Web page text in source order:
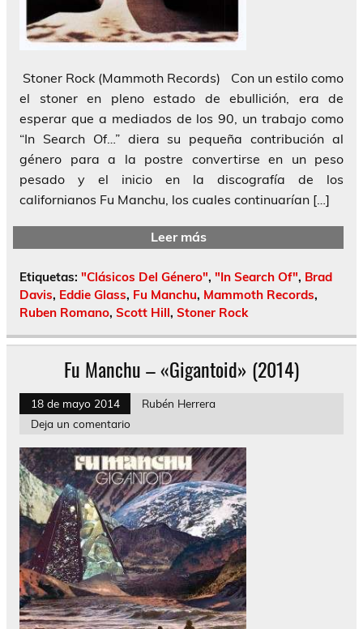
Stoner Rock (Mammoth Records) Con un estilo como
el stoner en pleno estado de ebullición, era de
esperar que a mediados de los 90, un trabajo como
“In Search Of…” diera su pequeña contribución al
género para a la postre convertirse en un peso
pesado y el inicio en la discografía de los
californianos Fu Manchu, los cuales continuarían […]
Leer más
Etiquetas: "Clásicos Del Género", "In Search Of", Brad
Davis, Eddie Glass, Fu Manchu, Mammoth Records,
Ruben Romano, Scott Hill, Stoner Rock
Fu Manchu – «Gigantoid» (2014)
18 de mayo 2014
Rubén Herrera
Deja un comentario